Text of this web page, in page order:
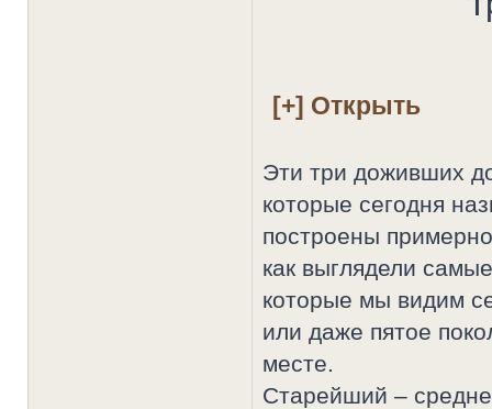
Эти три доживших
которые сегодня
построены
как выглядели
которые мы видим
или даже пятое
месте.
Старейший –